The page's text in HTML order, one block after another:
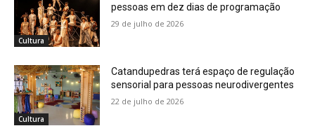
Cultura
pessoas em dez dias de programação
29 de julho de 2026
Cultura
Catandupedras terá espaço de regulação
sensorial para pessoas neurodivergentes
22 de julho de 2026